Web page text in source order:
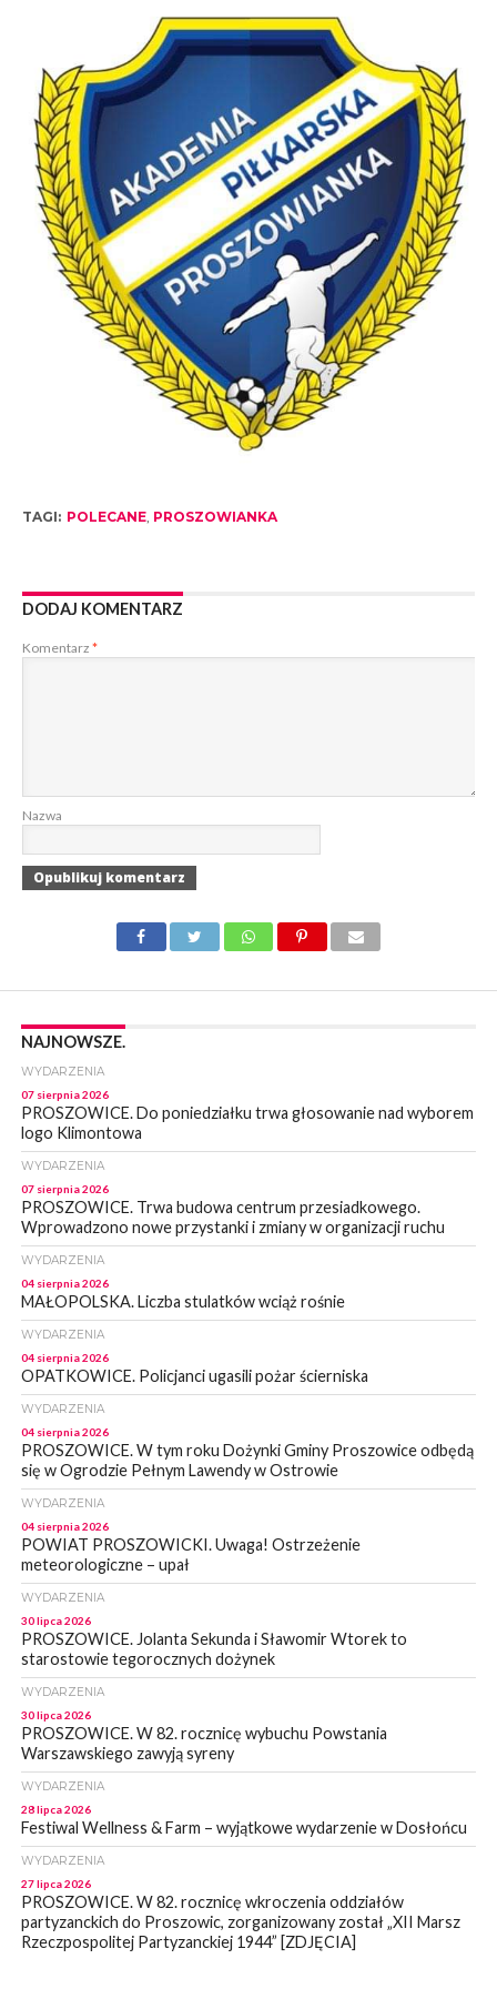
TAGI: POLECANE, PROSZOWIANKA
DODAJ KOMENTARZ
Komentarz *
Nazwa
NAJNOWSZE.
WYDARZENIA
07 sierpnia 2026
PROSZOWICE. Do poniedziałku trwa głosowanie nad wyborem
logo Klimontowa
WYDARZENIA
07 sierpnia 2026
PROSZOWICE. Trwa budowa centrum przesiadkowego.
Wprowadzono nowe przystanki i zmiany w organizacji ruchu
WYDARZENIA
04 sierpnia 2026
MAŁOPOLSKA. Liczba stulatków wciąż rośnie
WYDARZENIA
04 sierpnia 2026
OPATKOWICE. Policjanci ugasili pożar ścierniska
WYDARZENIA
04 sierpnia 2026
PROSZOWICE. W tym roku Dożynki Gminy Proszowice odbędą
się w Ogrodzie Pełnym Lawendy w Ostrowie
WYDARZENIA
04 sierpnia 2026
POWIAT PROSZOWICKI. Uwaga! Ostrzeżenie
meteorologiczne – upał
WYDARZENIA
30 lipca 2026
PROSZOWICE. Jolanta Sekunda i Sławomir Wtorek to
starostowie tegorocznych dożynek
WYDARZENIA
30 lipca 2026
PROSZOWICE. W 82. rocznicę wybuchu Powstania
Warszawskiego zawyją syreny
WYDARZENIA
28 lipca 2026
Festiwal Wellness & Farm – wyjątkowe wydarzenie w Dosłońcu
WYDARZENIA
27 lipca 2026
PROSZOWICE. W 82. rocznicę wkroczenia oddziałów
partyzanckich do Proszowic, zorganizowany został „XII Marsz
Rzeczpospolitej Partyzanckiej 1944” [ZDJĘCIA]